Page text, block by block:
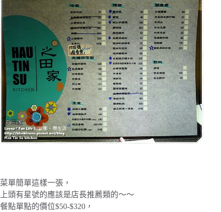
菜單簡單這樣一張，
上頭有星號的應該是店長推薦類的～～
餐點單點的價位$50-$320，